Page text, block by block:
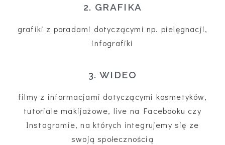
2. GRAFIKA
grafiki z poradami dotyczącymi np. pielęgnacji,
infografiki
3. WIDEO
filmy z informacjami dotyczącymi kosmetyków,
tutoriale makijażowe, live na Facebooku czy
Instagramie, na których integrujemy się ze
swoją społecznością